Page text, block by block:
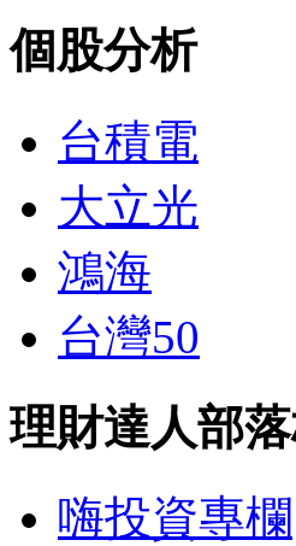
個股分析
台積電
大立光
鴻海
台灣50
理財達人部
嗨投資專欄